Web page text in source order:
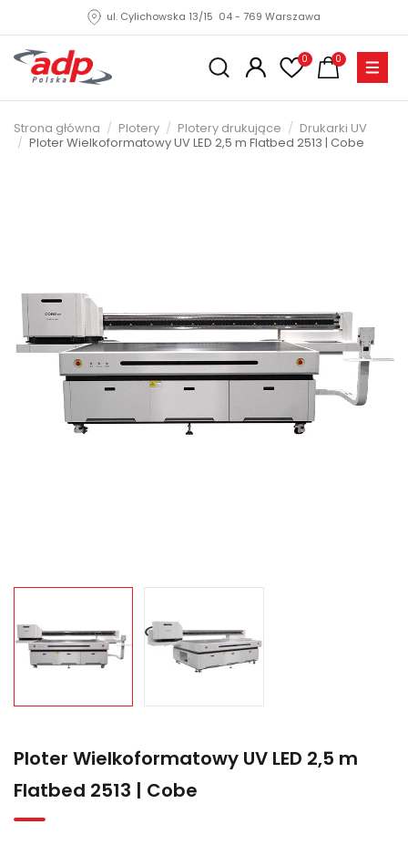
ul. Cylichowska 13/15 04 - 769 Warszawa
0 0
Strona główna Plotery Plotery drukujące
Drukarki UV
Ploter Wielkoformatowy UV LED 2,5 m Flatbed 2513 | Cobe
Ploter Wielkoformatowy UV LED 2,5 m
Flatbed 2513 | Cobe